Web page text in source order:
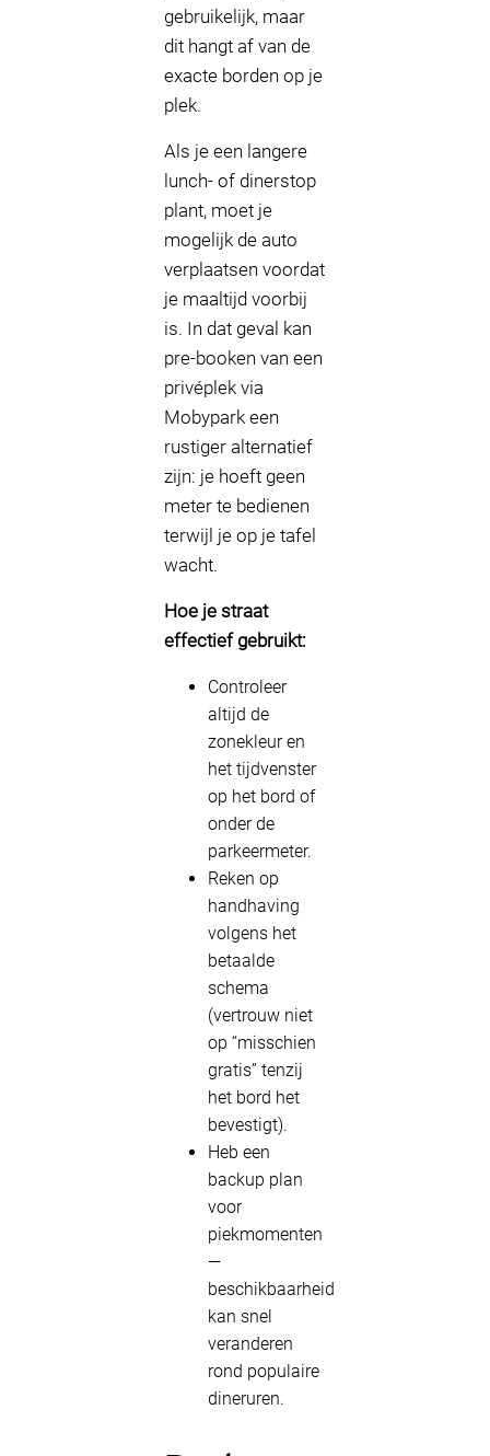
gebruikelijk, maar
dit hangt af van de
exacte borden op je
plek.
Als je een langere
lunch- of dinerstop
plant, moet je
mogelijk de auto
verplaatsen voordat
je maaltijd voorbij
is. In dat geval kan
pre-booken van een
privéplek via
Mobypark een
rustiger alternatief
zijn: je hoeft geen
meter te bedienen
terwijl je op je tafel
wacht.
Hoe je straat
effectief gebruikt:
Controleer
altijd de
zonekleur en
het tijdvenster
op het bord of
onder de
parkeermeter.
Reken op
handhaving
volgens het
betaalde
schema
(vertrouw niet
op “misschien
gratis” tenzij
het bord het
bevestigt).
Heb een
backup plan
voor
piekmomenten
—
beschikbaarheid
kan snel
veranderen
rond populaire
dineruren.